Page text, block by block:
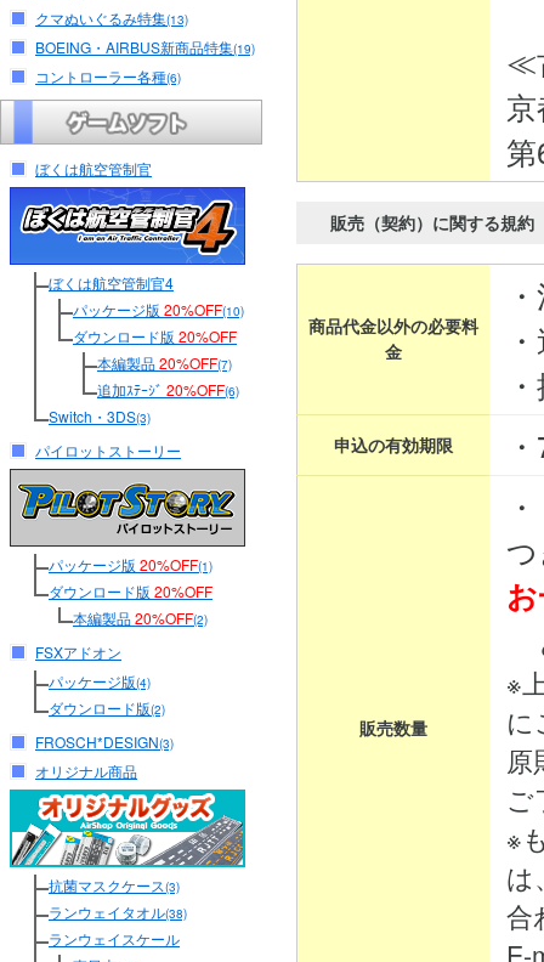
クマぬいぐるみ特集(13)
BOEING・AIRBUS新商品特集(19)
コントローラー各種(6)
ぼくは航空管制官
ぼくは航空管制官4
パッケージ版 20%OFF(10)
ダウンロード版 20%OFF
本編製品20%OFF(7)
追加ｽﾃｰｼﾞ 20%OFF(6)
Switch・3DS(3)
パイロットストーリー
パッケージ版 20%OFF(1)
ダウンロード版 20%OFF
本編製品20%OFF(2)
FSXアドオン
パッケージ版(4)
ダウンロード版(2)
FROSCH*DESIGN(3)
オリジナル商品
抗菌マスクケース(3)
ランウェイタオル(38)
ランウェイスケール
≪
販売（契約）に関する規約
商品代金以外の必要料
金
申込の有効期限
販売数量
※
に
原
ご
※
は
合
E-